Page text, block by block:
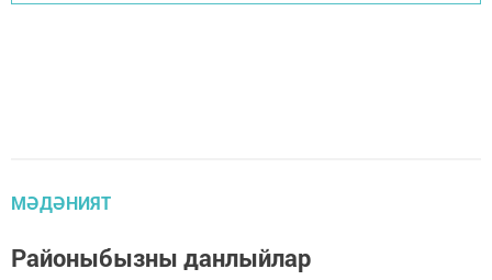
МӘДӘНИЯТ
Районыбызны данлыйлар